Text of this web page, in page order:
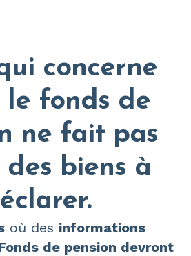
concerne
le fonds de
ne fait pas
biens à
où des informations
de pension devront